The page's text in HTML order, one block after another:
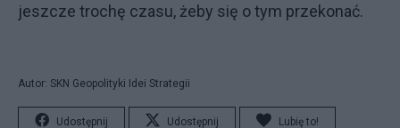
jeszcze trochę czasu, żeby się o tym przekonać.
Autor: SKN Geopolityki Idei Strategii
Udostępnij Udostępnij Lubię to!